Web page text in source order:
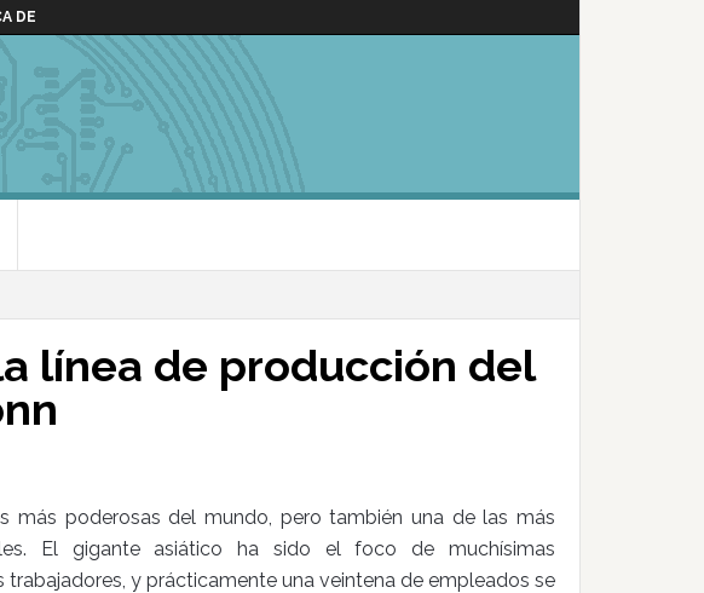
DE
línea de producción del
más poderosas del mundo, pero también una de las más
El gigante asiático ha sido el foco de muchísimas
y prácticamente una veintena de empleados se